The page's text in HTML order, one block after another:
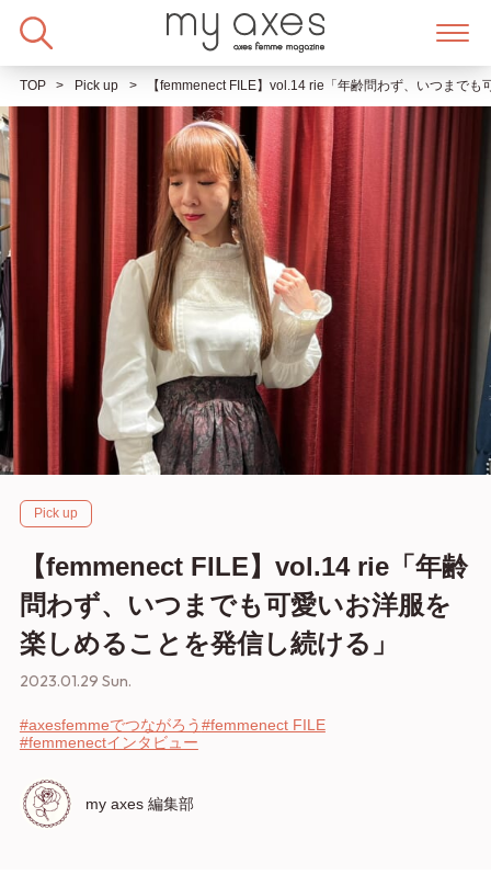
TOP Pick up 【femmenect FILE】vol.14 rie「年齢問わず、いつまで
Pick up
【femmenect FILE】vol.14 rie「年齢
問わず、いつまでも可愛いお洋服を
楽しめることを発信し続ける」
2023.01.29 Sun.
#axesfemmeでつながろう#femmenect FILE
#femmenectインタビュー
my axes 編集部